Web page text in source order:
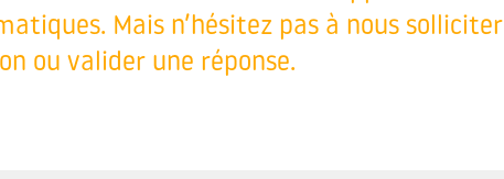
Mais n’hésitez pas à nous solliciter
ou valider une réponse.